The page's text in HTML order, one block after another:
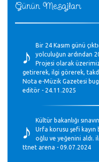
Günün Mesajları
♪
Bir 24 Kasım günü
yolculuğun ardından
Projesi olarak
getirerek, ilgi görerek,
Nota e-Müzik Gazetesi
editör - 24.11.2025
♪
Kültür bakanlığı
Urfa korusu şefi kayın
oğlu ve yeğenini aldı.
ttnet arena - 09.07.2024